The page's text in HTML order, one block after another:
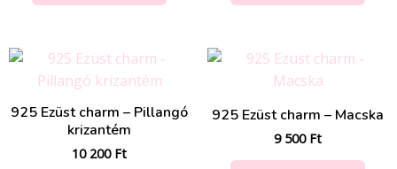
925 Ezüst charm – Pillangó
krizantém
10 200 Ft
925 Ezüst charm – Macska
9 500 Ft